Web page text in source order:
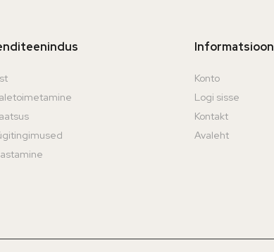
Informatsioon
Konto
Logi sisse
Kontakt
Avaleht